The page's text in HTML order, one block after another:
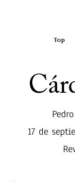
Top
17 de